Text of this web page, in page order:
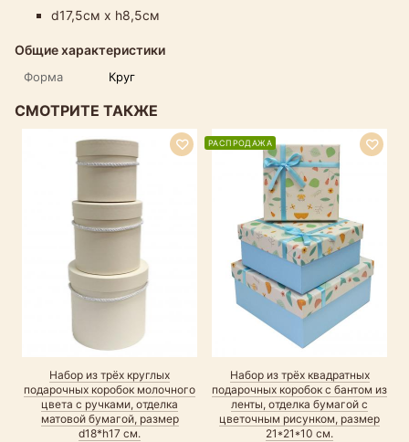
d17,5см х h8,5см
Общие характеристики
Форма Круг
СМОТРИТЕ ТАКЖЕ
Набор из трёх круглых
подарочных коробок молочного
цвета с ручками, отделка
матовой бумагой, размер
d18*h17 см.
Набор из трёх квадратных
подарочных коробок с бантом из
ленты, отделка бумагой с
цветочным рисунком, размер
21*21*10 см.
РАСПРОДАЖА